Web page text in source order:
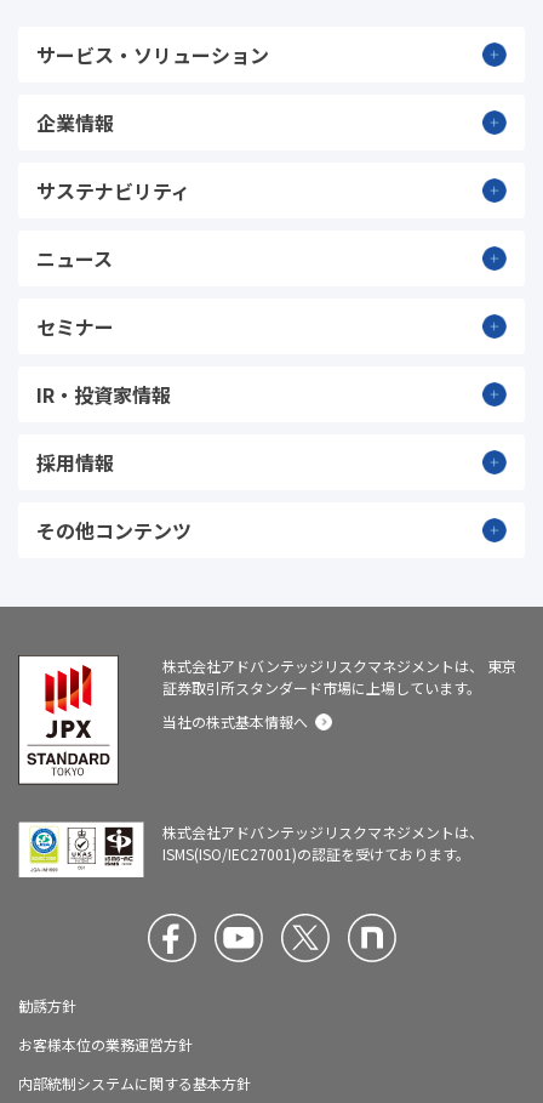
サービス・ソリューション
企業情報
サステナビリティ
ニュース
セミナー
IR・投資家情報
採用情報
その他コンテンツ
株式会社アドバンテッジリスクマネジメントは、
東京
証券取引所スタンダード市場に上場しています。
当社の株式基本情報へ
株式会社アドバンテッジリスクマネジメントは、
ISMS(ISO/IEC27001)の認証を受けております。
勧誘方針
お客様本位の業務運営方針
内部統制システムに関する基本方針